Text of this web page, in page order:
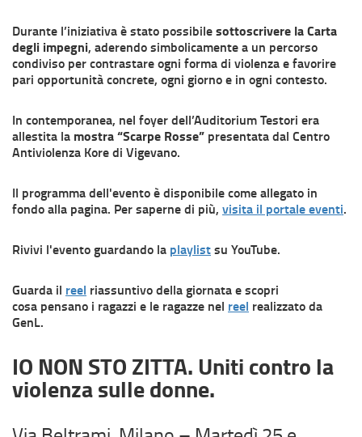
Durante l’iniziativa è stato possibilesottoscrivere la Carta
degli impegni, aderendo simbolicamente a un percorso
condiviso per contrastare ogni forma di violenza e favorire
pari opportunità concrete, ogni giorno e in ogni contesto.
In contemporanea, nel foyer dell’Auditorium Testori era
allestita la mostra “Scarpe Rosse” presentata dal Centro
Antiviolenza Kore di Vigevano.
Il programma dell'evento è disponibile come allegato in
fondo alla pagina. Per saperne di più, visita il portale eventi.
Rivivi l'evento guardando la playlistsu YouTube.
Guarda il reel riassuntivo della giornata e scopri
cosa pensano i ragazzi e le ragazze nel reel realizzato da
GenL.
IO NON STO ZITTA. Uniti contro la
violenza sulle donne.